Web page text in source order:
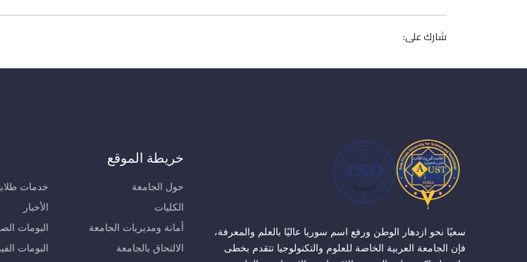
شارك على:
سعيًا نحو ازدهار الوطن ورفع اسم سوريا عاليًا بالعلم والمعرفة،
فإن الجامعة العربية الخاصة للعلوم والتكنولوجيا تتقدم بخطى
خريطة الموقع
حول الجامعة
الكليات
أمانة ومديريات الجامعة
الالتحاق بالجامعة
خدمات
الأخبار
البومات
البومات